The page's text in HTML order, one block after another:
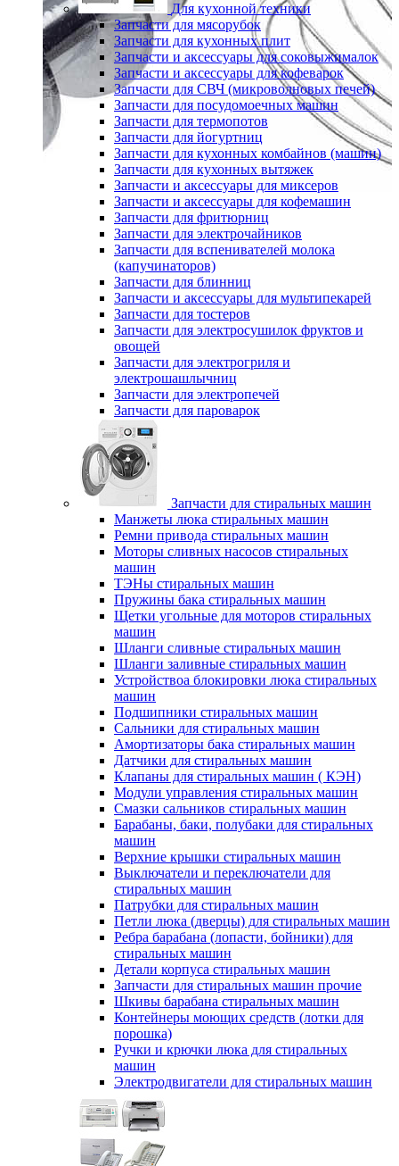
Для кухонной техники
Запчасти для мясорубок
Запчасти для кухонных плит
Запчасти и аксессуары для соковыжималок
Запчасти и аксессуары для кофеварок
Запчасти для СВЧ (микроволновых печей)
Запчасти для посудомоечных машин
Запчасти для термопотов
Запчасти для йогуртниц
Запчасти для кухонных комбайнов (машин)
Запчасти для кухонных вытяжек
Запчасти и аксессуары для миксеров
Запчасти и аксессуары для кофемашин
Запчасти для фритюрниц
Запчасти для электрочайников
Запчасти для вспенивателей молока
(капучинаторов)
Запчасти для блинниц
Запчасти и аксессуары для мультипекарей
Запчасти для тостеров
Запчасти для электросушилок фруктов и
овощей
Запчасти для электрогриля и
электрошашлычниц
Запчасти для электропечей
Запчасти для пароварок
Запчасти для стиральных машин
Манжеты люка стиральных машин
Ремни привода стиральных машин
Моторы сливных насосов стиральных
машин
ТЭНы стиральных машин
Пружины бака стиральных машин
Щетки угольные для моторов стиральных
машин
Шланги сливные стиральных машин
Шланги заливные стиральных машин
Устройствоа блокировки люка стиральных
машин
Подшипники стиральных машин
Сальники для стиральных машин
Амортизаторы бака стиральных машин
Датчики для стиральных машин
Клапаны для стиральных машин ( КЭН)
Модули управления стиральных машин
Смазки сальников стиральных машин
Барабаны, баки, полубаки для стиральных
машин
Верхние крышки стиральных машин
Выключатели и переключатели для
стиральных машин
Патрубки для стиральных машин
Петли люка (дверцы) для стиральных машин
Ребра барабана (лопасти, бойники) для
стиральных машин
Детали корпуса стиральных машин
Запчасти для стиральных машин прочие
Шкивы барабана стиральных машин
Контейнеры моющих средств (лотки для
порошка)
Ручки и крючки люка для стиральных
машин
Электродвигатели для стиральных машин